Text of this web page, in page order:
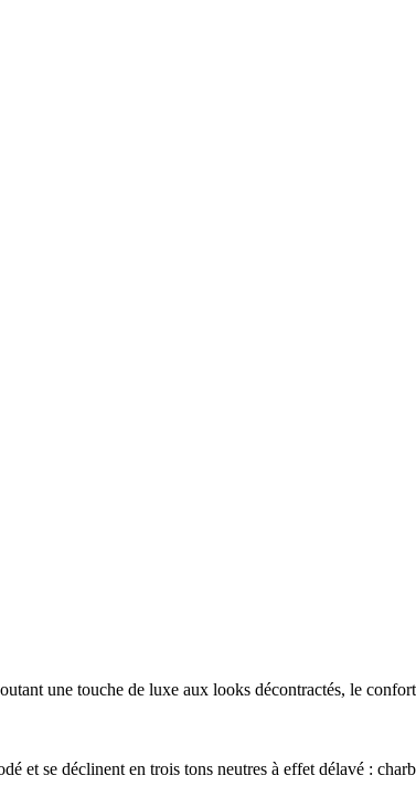
une touche de luxe aux looks décontractés, le
et se déclinent en trois tons neutres à effet délavé :